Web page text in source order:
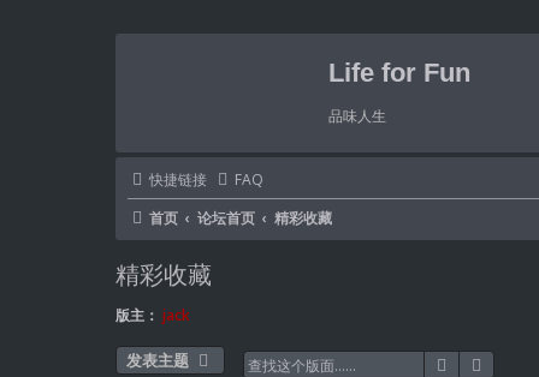
Life for Fun
品味人生
快捷链接 FAQ
首页
论坛首页 精彩收藏
精彩收藏
版主： jack
发表主题 搜索